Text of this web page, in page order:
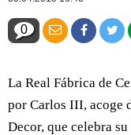
0
La Real Fábrica de
por Carlos III, acoge
Decor, que celebra